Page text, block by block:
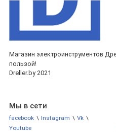
Магазин электроинструментов
пользой!
Dreller.by 2021
Мы в сети
facebook \ Instagram \ Vk \
Youtube